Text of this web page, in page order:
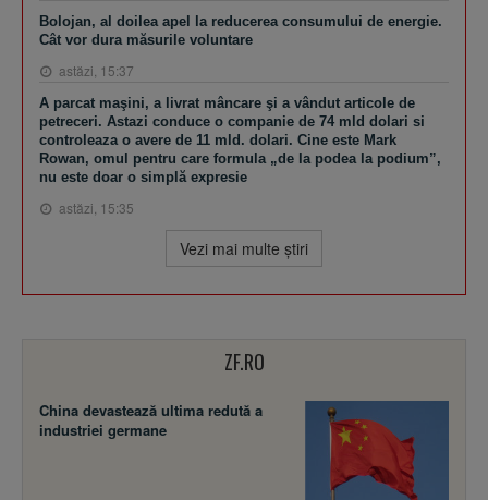
Bolojan, al doilea apel la reducerea consumului de energie.
Cât vor dura măsurile voluntare
astăzi, 15:37
A parcat maşini, a livrat mâncare şi a vândut articole de
petreceri. Astazi conduce o companie de 74 mld dolari si
controleaza o avere de 11 mld. dolari. Cine este Mark
Rowan, omul pentru care formula „de la podea la podium”,
nu este doar o simplă expresie
astăzi, 15:35
Vezi mai multe ştiri
ZF.RO
China devastează ultima redută a
industriei germane